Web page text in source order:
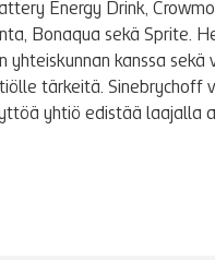
Energy Drink,
Bonaqua sekä Sprite.
yhteiskunnan kanssa
tärkeitä. Sinebrychoff
yhtiö edistää laajalla